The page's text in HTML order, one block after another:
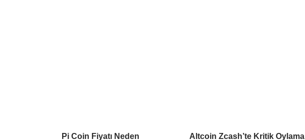
Pi Coin Fiyatı Neden Altcoin Zcash’te Kritik Oylama